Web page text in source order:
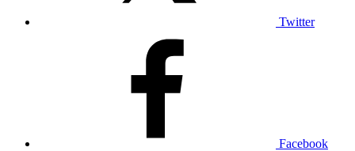
Twitter
Facebook